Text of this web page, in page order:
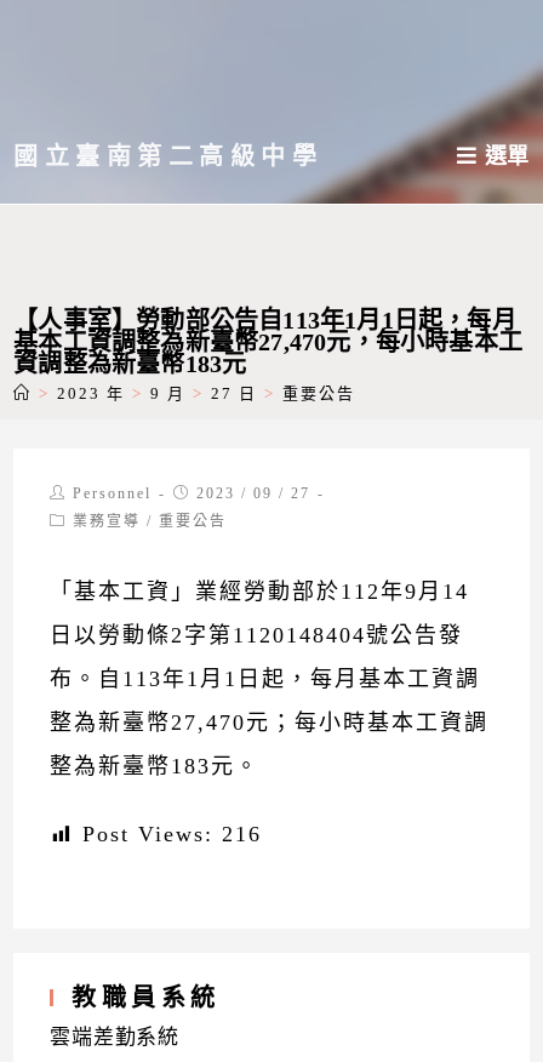
主國立臺南第二高級中學 選單
【人事室】勞動部公告自113年1月1日起，每月
基本工資調整為新臺幣27,470元，每小時基本工
資調整為新臺幣183元
> 2023 年 > 9 月 > 27 日 > 重要公告
Post
author:
Personnel
Post
published:
2023 / 09 / 27
Post業務宣導 / 重要公告
「基本工資」業經勞動部於112年9月14
日以勞動條2字第1120148404號公告發
布。自113年1月1日起，每月基本工資調
整為新臺幣27,470元；每小時基本工資調
整為新臺幣183元。
Post Views: 216
教職員系統
雲端差勤系統